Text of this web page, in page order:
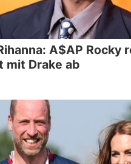
A$AP Rocky
mit Drake ab